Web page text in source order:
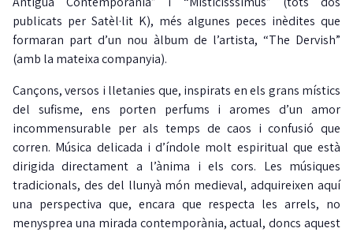
publicats per Satèl·lit K), més algunes peces inèdites que
formaran part d’un nou àlbum de l’artista, “The Dervish”
(amb la mateixa companyia).
Cançons, versos i lletanies que, inspirats en els grans místics
del sufisme, ens porten perfums i aromes d’un amor
incommensurable per als temps de caos i confusió que
corren. Música delicada i d’índole molt espiritual que està
dirigida directament a l’ànima i els cors. Les músiques
tradicionals, des del llunyà món medieval, adquireixen aquí
una perspectiva que, encara que respecta les arrels, no
menysprea una mirada contemporània, actual, doncs aquest